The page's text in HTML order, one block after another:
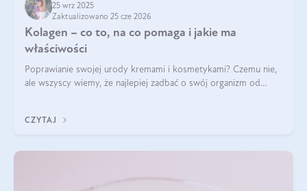
25 wrz 2025
Zaktualizowano 25 cze 2026
Kolagen – co to, na co pomaga i jakie ma
właściwości
Poprawianie swojej urody kremami i kosmetykami? Czemu nie,
ale wszyscy wiemy, że najlepiej zadbać o swój organizm od
wysokiej jakości suplem
CZYTAJ